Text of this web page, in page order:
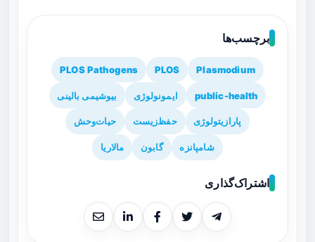
برچسب‌ها
Plasmodium
PLOS
PLOS Pathogens
public-health ایمونولوژی بیوشیمی بالینی
پارازیتولوژی حفظ‌زیست حیات‌وحش
شامپانزه گابون مالاریا
اشتراک‌گذاری